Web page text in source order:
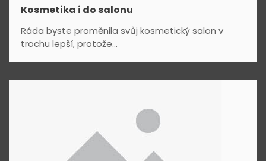
Kosmetika i do salonu
Ráda byste proměnila svůj kosmetický salon v
trochu lepší, protože...